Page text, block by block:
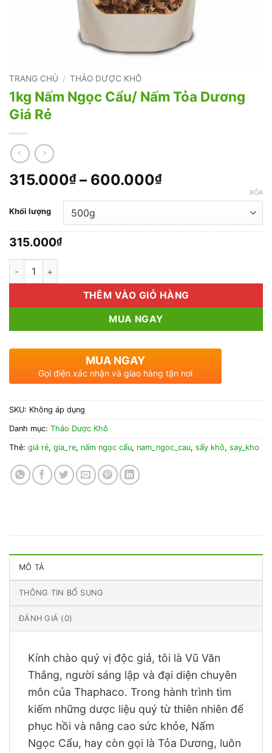
TRANG CHỦ / THẢO DƯỢC KHÔ
1kg Nấm Ngọc Cẩu/ Nấm Tỏa Dương
Giá Rẻ
315.000₫ – 600.000₫Khoảng
315.000₫
đến
Khối lượng
XÓA
315.000₫
1kg Nấm Ngọc Cẩu/ Nấm Tỏa Dương Giá Rẻ số lượng
THÊM VÀO GIỎ HÀNG
MUA NGAY
MUA NGAY
Gọi điện xác nhận và giao hàng tận nơi
SKU: Không áp dụng
Danh mục: Thảo Dược Khô
Thẻ: giá rẻ, gia_re, nấm ngọc cẩu, nam_ngoc_cau, sấy khô, say_kho
MÔ TẢ
THÔNG TIN BỔ SUNG
ĐÁNH GIÁ (0)
Kính chào quý vị độc giả, tôi là Vũ Văn
Thắng, người sáng lập và đại diện chuyên
môn của Thaphaco. Trong hành trình tìm
kiếm những dược liệu quý từ thiên nhiên để
phục hồi và nâng cao sức khỏe, Nấm
Ngọc Cẩu, hay còn gọi là Tỏa Dương, luôn